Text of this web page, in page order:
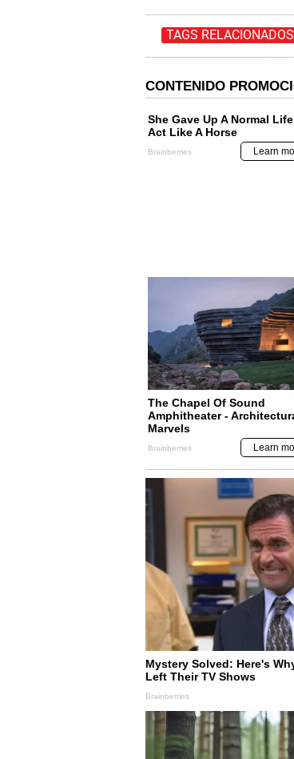
TAGS RELACIONADOS